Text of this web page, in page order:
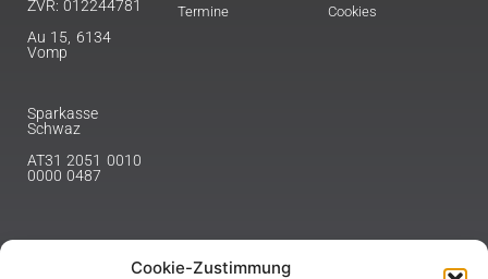
Cookie-Zustimmung
ZVR: 012244781
Au 15, 6134
Vomp
Sparkasse
Schwaz
AT31 2051 0010
0000 0487
Termine
Cookies